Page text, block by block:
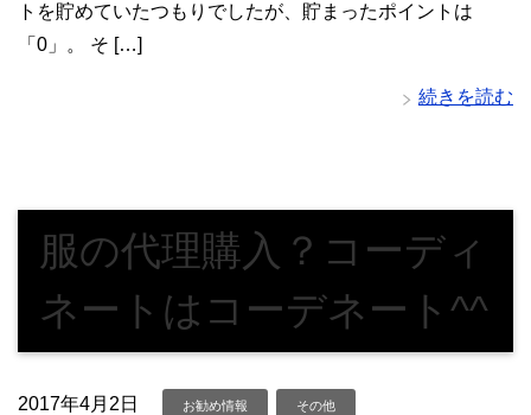
トを貯めていたつもりでしたが、貯まったポイントは
「0」。 そ […]
続きを読む
服の代理購入？コーディ
ネートはコーデネート^^
2017年4月2日 お勧め情報 その他